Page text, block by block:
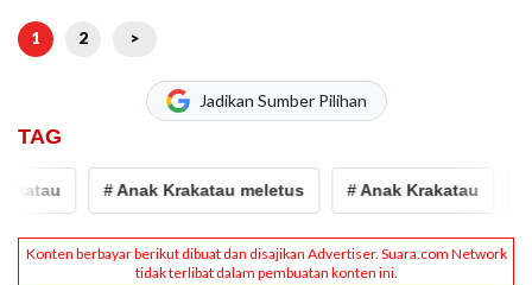
1 2 >
Jadikan Sumber Pilihan
TAG
# Anak Krakatau meletus # Anak Krakatau